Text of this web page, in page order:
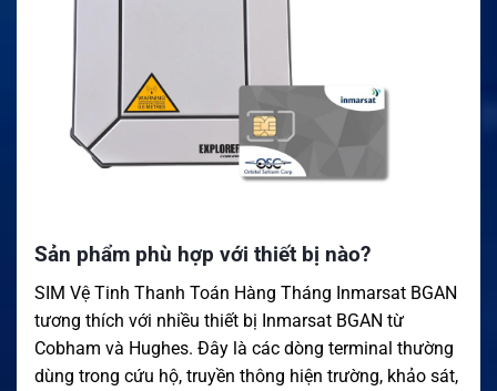
Sản phẩm phù hợp với thiết bị nào?
SIM Vệ Tinh Thanh Toán Hàng Tháng Inmarsat BGAN
tương thích với nhiều thiết bị Inmarsat BGAN từ
Cobham và Hughes. Đây là các dòng terminal thường
dùng trong cứu hộ, truyền thông hiện trường, khảo sát,